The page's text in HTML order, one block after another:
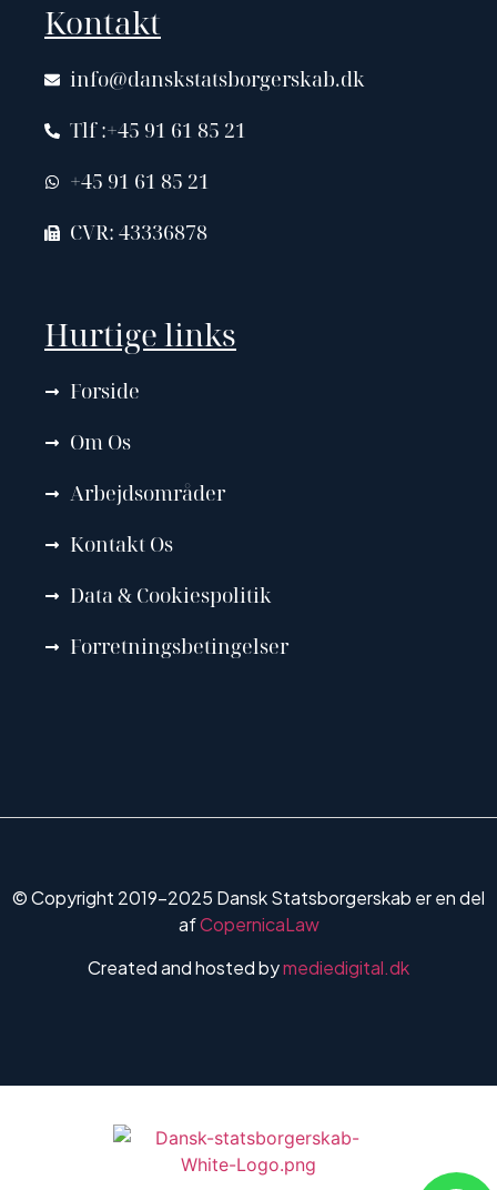
Kontakt
info@danskstatsborgerskab.dk
Tlf :+45 91 61 85 21
+45 91 61 85 21
CVR: 43336878
Hurtige links
Forside
Om Os
Arbejdsområder
Kontakt Os
Data & Cookiespolitik
Forretningsbetingelser
© Copyright 2019-2025 Dansk Statsborgerskab er en del
afCopernicaLaw
Created and hosted bymediedigital.dk